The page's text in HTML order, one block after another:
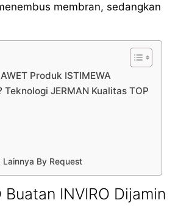
membran, sedangkan
Produk ISTIMEWA
JERMAN Kualitas TOP
Lainnya By Request
INVIRO Dijamin